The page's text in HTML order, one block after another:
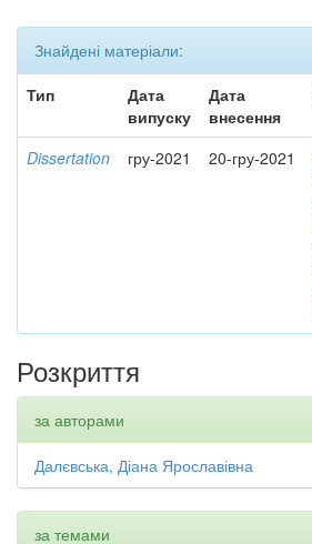
Знайдені матеріали:
Тип
Дата
випуску
Дата
внесення
Dissertation гру-2021 20-гру-2021
Розкриття
за авторами
Далєвська, Діана Ярославівна
за темами